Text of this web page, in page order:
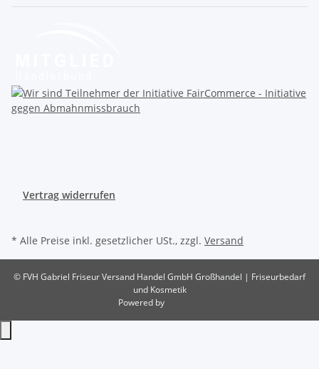
Vertrag widerrufen
* Alle Preise inkl. gesetzlicher USt., zzgl. Versand
© FVH Gabriel Friseur Versand Handel GmbH Großhandel | Friseurbedarf
und Kosmetik
Powered by